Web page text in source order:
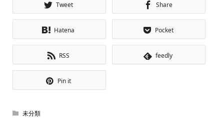
Tweet Share
Hatena Pocket
RSS feedly
Pin it
未分類